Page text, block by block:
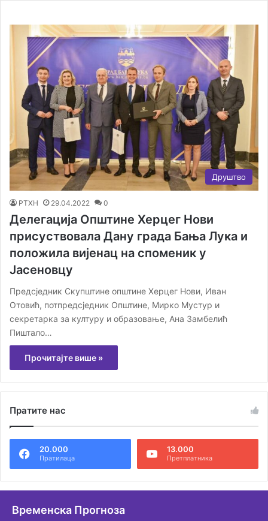
Друштво
РТХН 29.04.2022 0
Делегација Општине Херцег Нови
присуствовала Дану града Бања Лука и
положила вијенац на споменик у
Јасеновцу
Предсједник Скупштине општине Херцег Нови, Иван
Отовић, потпредсједник Општине, Мирко Мустур и
секретарка за културу и образовање, Ана Замбелић
Пиштало…
Прочитајте више »
Пратите нас
20.000
Пратилаца
13.000
Претплатника
Временска Прогноза